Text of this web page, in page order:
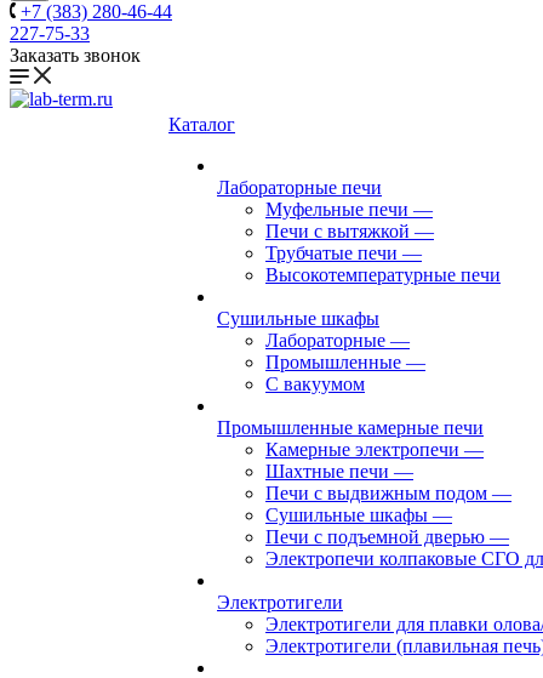
+7 (383) 280-46-44
227-75-33
Заказать звонок
Каталог
Лабораторные печи
Муфельные печи —
Печи с вытяжкой —
Трубчатые печи —
Высокотемпературные печи
Сушильные шкафы
Лабораторные —
Промышленные —
С вакуумом
Промышленные камерные печи
Камерные электропечи —
Шахтные печи —
Печи с выдвижным подом —
Сушильные шкафы —
Печи с подъемной дверью —
Электропечи колпаковые СГО
Электротигели
Электротигели для плавки
Электротигели (плавильная